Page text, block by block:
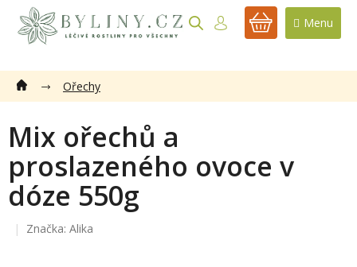
obsah
NÁKUPNÍ
Ořechy
Mix ořechů a
proslazeného ovoce v
dóze 550g
Značka: Alika